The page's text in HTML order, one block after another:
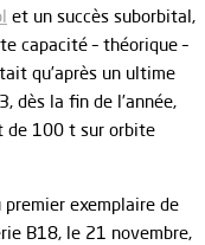
et un succès suborbital,
capacité – théorique –
qu’après un ultime
dès la fin de l’année,
de 100 t sur orbite
premier exemplaire de
B18, le 21 novembre,